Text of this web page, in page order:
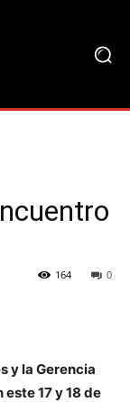
0
164
y la Gerencia
17 y 18 de